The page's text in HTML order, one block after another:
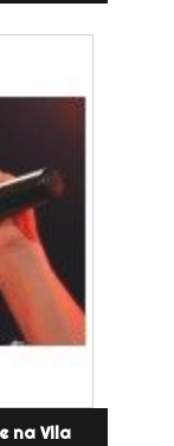
na Vila